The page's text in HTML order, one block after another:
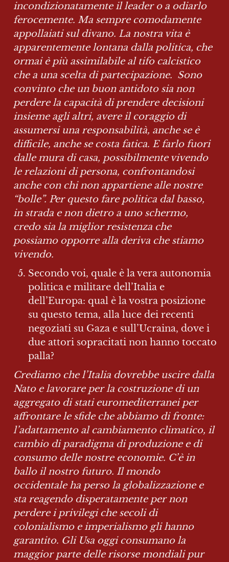
incondizionatamente il leader o a odiarlo
ferocemente. Ma sempre comodamente
appollaiati sul divano. La nostra vita è
apparentemente lontana dalla politica, che
ormai è più assimilabile al tifo calcistico
che a una scelta di partecipazione.  Sono
convinto che un buon antidoto sia non
perdere la capacità di prendere decisioni
insieme agli altri, avere il coraggio di
assumersi una responsabilità, anche se è
difficile, anche se costa fatica. E farlo fuori
dalle mura di casa, possibilmente vivendo
le relazioni di persona, confrontandosi
anche con chi non appartiene alle nostre
“bolle”. Per questo fare politica dal basso,
in strada e non dietro a uno schermo,
credo sia la miglior resistenza che
possiamo opporre alla deriva che stiamo
vivendo.
Secondo voi, quale è la vera autonomia
politica e militare dell’Italia e
dell’Europa: qual è la vostra posizione
su questo tema, alla luce dei recenti
negoziati su Gaza e sull’Ucraina, dove i
due attori sopracitati non hanno toccato
palla?
Crediamo che l’Italia dovrebbe uscire dalla
Nato e lavorare per la costruzione di un
aggregato di stati euromediterranei per
affrontare le sfide che abbiamo di fronte:
l’adattamento al cambiamento climatico, il
cambio di paradigma di produzione e di
consumo delle nostre economie. C’è in
ballo il nostro futuro. Il mondo
occidentale ha perso la globalizzazione e
sta reagendo disperatamente per non
perdere i privilegi che secoli di
colonialismo e imperialismo gli hanno
garantito. Gli Usa oggi consumano la
maggior parte delle risorse mondiali pur